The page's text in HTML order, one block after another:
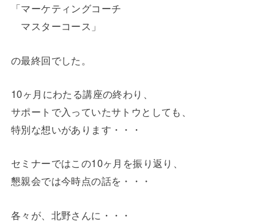
「マーケティングコーチ
マスターコース」
の最終回でした。
10ヶ月にわたる講座の終わり、
サポートで入っていたサトウとしても、
特別な想いがあります・・・
セミナーではこの10ヶ月を振り返り、
懇親会では今時点の話を・・・
各々が、北野さんに・・・